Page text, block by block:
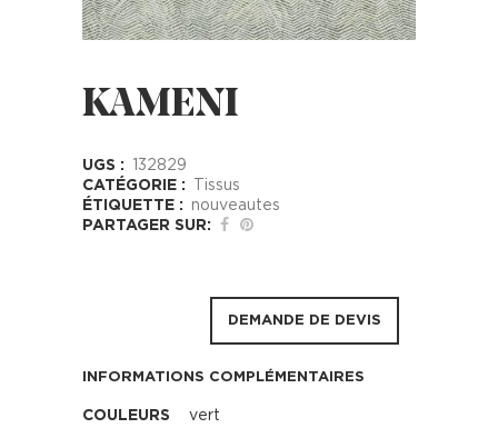
KAMENI
UGS :
132829
CATÉGORIE :
Tissus
ÉTIQUETTE :
nouveautes
PARTAGER SUR:
DEMANDE DE DEVIS
INFORMATIONS COMPLÉMENTAIRES
COULEURS
vert